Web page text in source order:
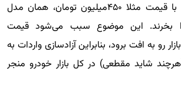
خودروی صفر داخلی با قیمت مثلا ۴۵۰میلیون تومان، همان مدل
بخرند. این موضوع سبب می‌شود قیمت
رو به افت برود، بنابراین آزادسازی واردات به
شاید مقطعی) در کل بازار خودرو منجر